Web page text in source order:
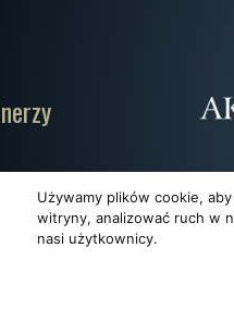
Używamy plików cookie,
witryny, analizować ruch w
nasi użytkownicy.